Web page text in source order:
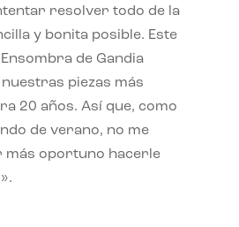
resolver todo de la
y bonita posible. Este
de Gandia
nuestras piezas más
20 años. Así que, como
de verano, no me
más oportuno hacerle